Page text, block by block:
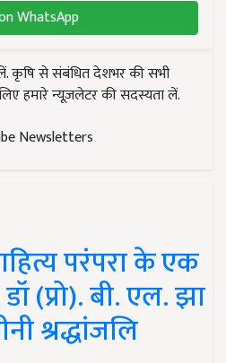
WhatsApp
कृषि से संबंधित देशभर की सभी
हमारे न्यूज़लेटर की सदस्यता लें.
Newsletters
परंपरा के एक
(प्रो). बी. एल. झा
श्रद्धांजलि